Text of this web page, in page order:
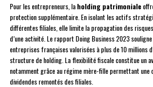
Pour les entrepreneurs, laholding patrimoniale
protection supplémentaire. En isolant les actifs
différentes filiales, elle limite la propagation des
d’une activité. Le rapport Doing Business 2023
entreprises françaises valorisées à plus de 10 millions
structure de holding. La flexibilité fiscale constitue un
notamment grâce au régime mère-fille permettant une
dividendes remontés des filiales.